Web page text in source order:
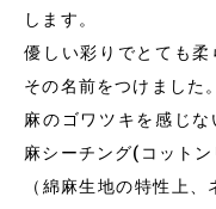
します。
優しい彩りでとても柔
その名前をつけました。
麻のゴワツキを感じ
麻シーチング(コットン
（綿麻生地の特性上